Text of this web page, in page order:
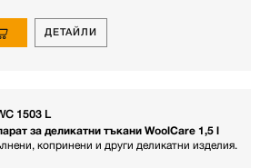
ДЕТАЙЛИ
1503 L
за деликатни тъкани WoolCare 1,5 l
копринени и други деликатни изделия.